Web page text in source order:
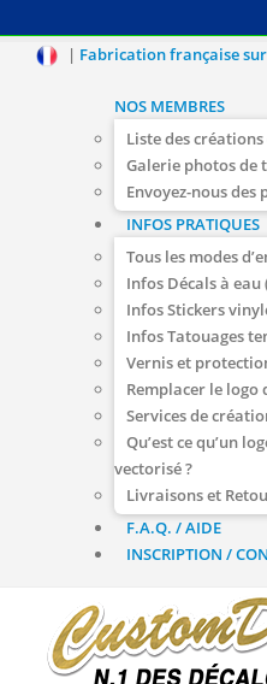
| Fabrication française
NOS MEMBRES
Liste des
Galerie photos de
Envoyez-nous
INFOS PRATIQUES
Tous les modes
Infos Décals à
Infos Stickers
Infos Tatouages
Vernis et
Remplacer le
Services de
Qu’est ce qu’un
vectorisé ?
Livraisons et
F.A.Q. / AIDE
INSCRIPTION /